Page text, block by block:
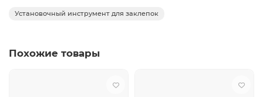
Установочный инструмент для заклепок
Похожие товары